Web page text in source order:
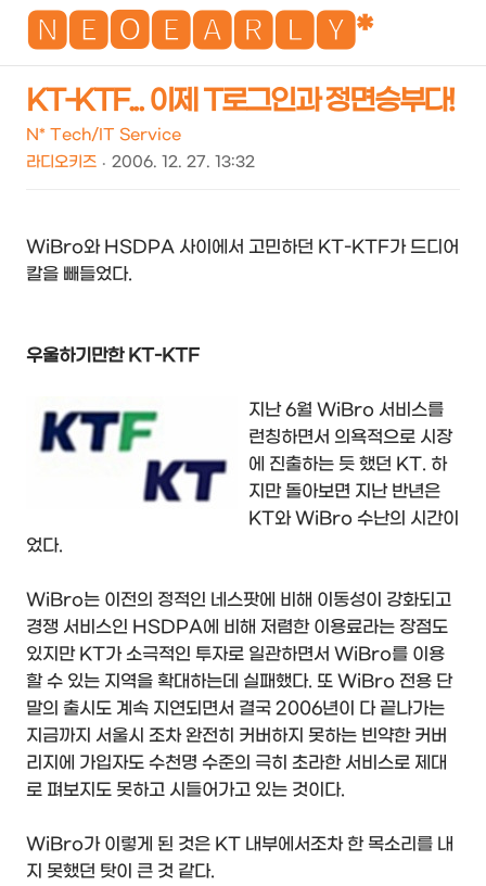
🅽🅴🅾🅴🅰🆁🅻🆈*
KT-KTF... 이제 T로그인과 정면승부다!
N* Tech/IT Service
라디오키즈
2006. 12. 27. 13:32
WiBro와 HSDPA 사이에서 고민하던 KT-KTF가 드디어
칼을 빼들었다.
우울하기만한 KT-KTF
지난 6월 WiBro 서비스를
런칭하면서 의욕적으로 시장
에 진출하는 듯 했던 KT. 하
지만 돌아보면 지난 반년은
KT와 WiBro 수난의 시간이
었다.
WiBro는 이전의 정적인 네스팟에 비해 이동성이 강화되고
경쟁 서비스인 HSDPA에 비해 저렴한 이용료라는 장점도
있지만 KT가 소극적인 투자로 일관하면서 WiBro를 이용
할 수 있는 지역을 확대하는데 실패했다. 또 WiBro 전용 단
말의 출시도 계속 지연되면서 결국 2006년이 다 끝나가는
지금까지 서울시 조차 완전히 커버하지 못하는 빈약한 커버
리지에 가입자도 수천명 수준의 극히 초라한 서비스로 제대
로 펴보지도 못하고 시들어가고 있는 것이다.
WiBro가 이렇게 된 것은 KT 내부에서조차 한 목소리를 내
지 못했던 탓이 큰 것 같다.